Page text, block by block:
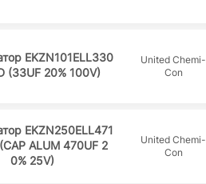
EKZN101ELL330
(33UF 20% 100V)
United Chemi-
Con
EKZN250ELL471
ALUM 470UF 2
0% 25V)
United Chemi-
Con